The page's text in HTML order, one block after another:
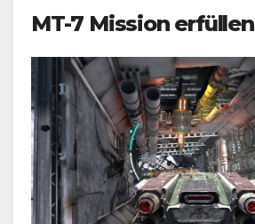
MT-7 Mission erfüllen